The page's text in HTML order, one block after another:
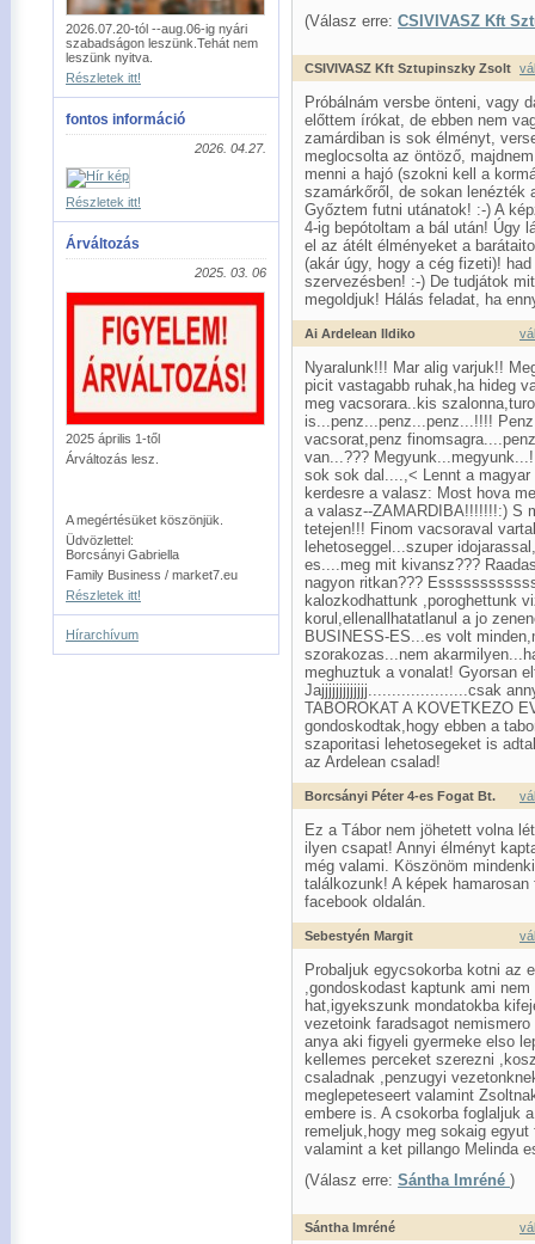
2026.07.20-tól --aug.06-ig nyári
szabadságon leszünk.Tehát nem
leszünk nyitva.
Részletek itt!
fontos információ
2026. 04.27.
Részletek itt!
Árváltozás
2025. 03. 06
2025 április 1-től
Árváltozás lesz.
A megértésüket köszönjük.
Üdvözlettel:
Borcsányi Gabriella
Family Business / market7.eu
Részletek itt!
Hírarchívum
(Válasz erre: CSIVIVASZ Kft
CSIVIVASZ Kft Sztupinszky Zsolt
Próbálnám versbe önteni, vagy
előttem írókat, de ebben nem
zamárdiban is sok élményt,
meglocsolta az öntöző,
menni a hajó (szokni kell a
szamárkőről, de sokan lenézték
Győztem futni utánatok! :-) A
4-ig bepótoltam a bál után! Úgy
el az átélt élményeket a
(akár úgy, hogy a cég fizeti)!
szervezésben! :-) De tudjátok
megoldjuk! Hálás feladat, ha
Ai Ardelean Ildiko
Nyaralunk!!! Mar alig varjuk!!
picit vastagabb ruhak,ha hideg
meg vacsorara..kis
is...penz...penz...penz...!!!!
vacsorat,penz
van...???
sok sok dal....,< Lennt a
kerdesre a valasz: Most hova
a valasz--ZAMARDIBA!!!!!!!:) S
tetejen!!! Finom vacsoraval
lehetoseggel...szuper
es....meg mit kivansz???
nagyon ritkan???
kalozkodhattunk ,poroghettunk
korul,ellenallhatatlanul a jo
BUSINESS-ES...es volt
szorakozas...nem
meghuztuk a vonalat! Gyorsan
Jajjjjjjjjjjjjj.....................csak
TABOROKAT A KOVETKEZO
gondoskodtak,hogy ebben a
szaporitasi lehetosegeket is
az Ardelean csalad!
Borcsányi Péter 4-es Fogat Bt.
Ez a Tábor nem jöhetett volna
ilyen csapat! Annyi élményt
még valami. Köszönöm
találkozunk! A képek
facebook oldalán.
Sebestyén Margit
Probaljuk egycsokorba kotni az
,gondoskodast kaptunk ami
hat,igyekszunk mondatokba
vezetoink faradsagot
anya aki figyeli gyermeke elso
kellemes perceket szerezni
csaladnak ,penzugyi
meglepeteseert valamint
embere is. A csokorba foglaljuk
remeljuk,hogy meg sokaig
valamint a ket pillango Melinda
(Válasz erre: Sántha Imréné )
Sántha Imréné